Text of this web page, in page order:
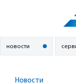
новости
Новости